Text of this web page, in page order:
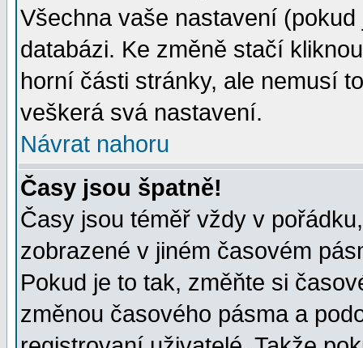
Všechna vaše nastavení
databázi. Ke změně stačí
horní části stránky, ale nemusí
veškerá svá nastavení.
Návrat nahoru
Časy jsou špatně!
Časy jsou téměř vždy v
zobrazené v jiném časovém
Pokud je to tak, změňte si
změnou časového pásma a